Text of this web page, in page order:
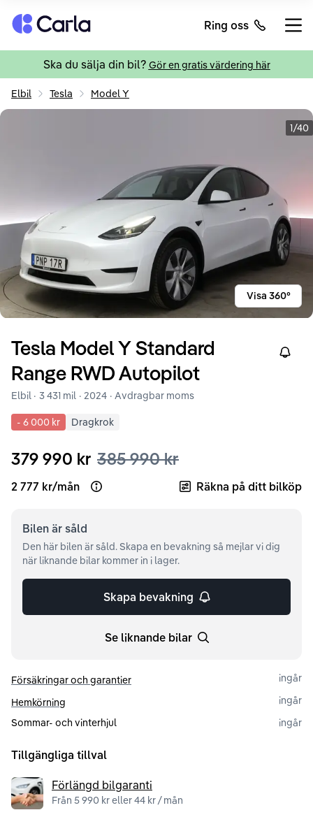
Tillbaka till startsidan Ring oss
Ska du sälja din bil? Gör en gratis värdering här
Elbil Tesla Model Y
1/40
Visa 360°
Tesla Model YStandard
Range RWD Autopilot
Right
Elbil · 3 431 mil · 2024 · Avdragbar moms
- 6 000 kr Dragkrok
379 990 kr 385 990 kr
2 777 kr/mån Open loan example Räkna på ditt bilköp
Bilen är såld
Den här bilen är såld. Skapa en bevakning så mejlar vi dig
när liknande bilar kommer in i lager.
Skapa bevakning
Se liknande bilar
Försäkringar och garantier
ingår
Hemkörning
ingår
Sommar- och vinterhjul
ingår
Tillgängliga tillval
Förlängd bilgaranti
Från 5 990 kr eller 44 kr / mån